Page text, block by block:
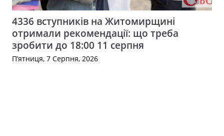
4336 вступників на Житомирщині
отримали рекомендації: що треба
зробити до 18:00 11 серпня
П’ятниця, 7 Серпня, 2026